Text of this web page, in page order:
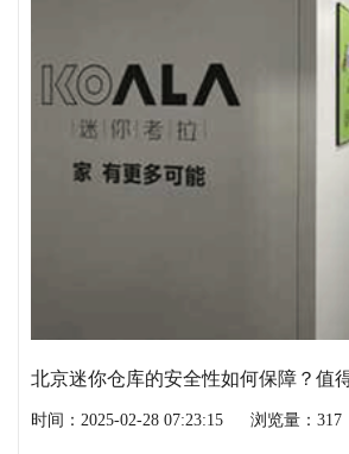
北京迷你仓库的安全性如何保障？值
时间：2025-02-28 07:23:15 浏览量：317